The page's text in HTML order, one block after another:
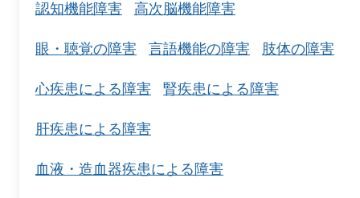
認知機能障害 高次脳機能障害
眼・聴覚の障害 言語機能の障害 肢体の障害
心疾患による障害 腎疾患による障害
肝疾患による障害
血液・造血器疾患による障害